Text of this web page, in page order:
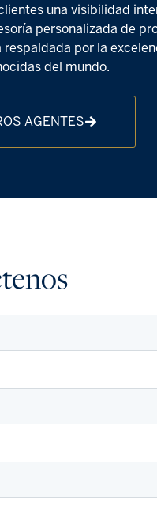
una visibilidad
personalizada de
por la
del mundo.
AGENTES